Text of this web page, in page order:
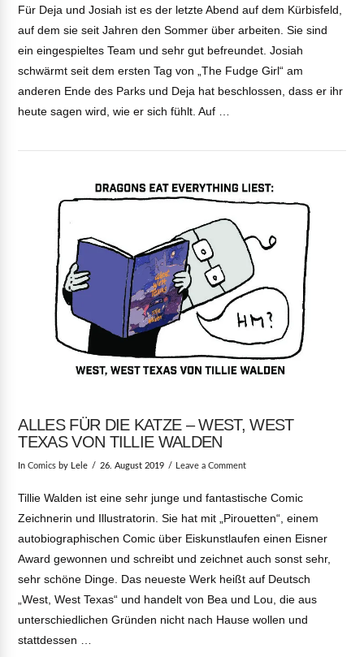
VIEW POST
Für Deja und Josiah ist es der letzte Abend auf dem Kürbisfeld,
auf dem sie seit Jahren den Sommer über arbeiten. Sie sind
ein eingespieltes Team und sehr gut befreundet. Josiah
schwärmt seit dem ersten Tag von „The Fudge Girl“ am
anderen Ende des Parks und Deja hat beschlossen, dass er ihr
heute sagen wird, wie er sich fühlt. Auf …
ALLES FÜR DIE KATZE – WEST, WEST
TEXAS VON TILLIE WALDEN
InComics by Lele 26. August 2019 Leave a Comment
Tillie Walden ist eine sehr junge und fantastische Comic
Zeichnerin und Illustratorin. Sie hat mit „Pirouetten“, einem
autobiographischen Comic über Eiskunstlaufen einen Eisner
Award gewonnen und schreibt und zeichnet auch sonst sehr,
sehr schöne Dinge. Das neueste Werk heißt auf Deutsch
„West, West Texas“ und handelt von Bea und Lou, die aus
unterschiedlichen Gründen nicht nach Hause wollen und
stattdessen …